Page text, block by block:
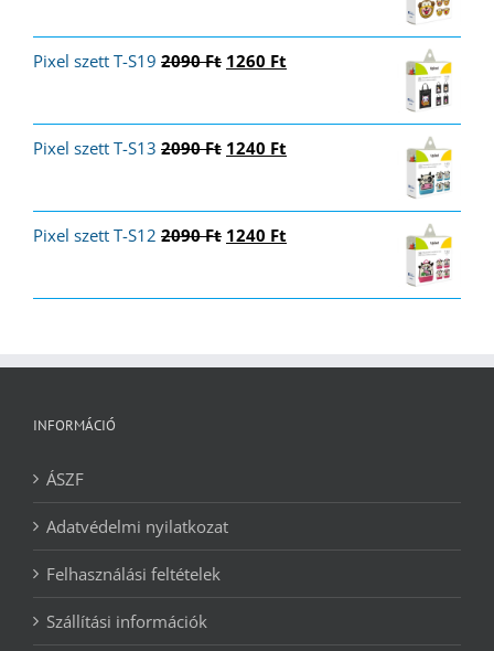
Pixel szett T-S19 2090Ft Original
1260 Ft
Pixel szett T-S13 2090Ft Original
1240 Ft
Pixel szett T-S12 2090Ft Original
1240 Ft
INFORMÁCIÓ
ÁSZF
Adatvédelmi nyilatkozat
Felhasználási feltételek
Szállítási információk